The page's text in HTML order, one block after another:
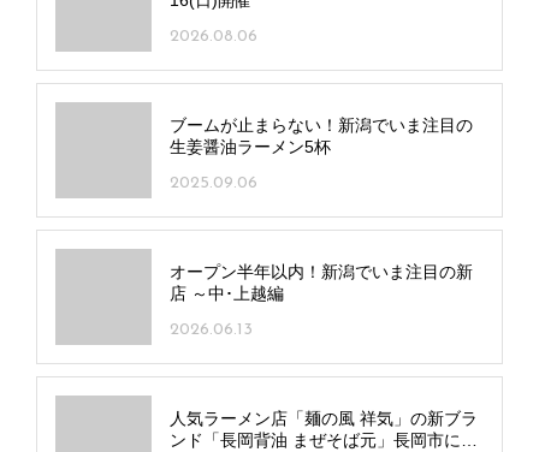
2026.08.06
ブームが止まらない！新潟でいま注目の
生姜醤油ラーメン5杯
2025.09.06
オープン半年以内！新潟でいま注目の新
店 ～中･上越編
2026.06.13
人気ラーメン店「麺の風 祥気」の新ブラ
ンド「長岡背油 まぜそば元」長岡市にオ